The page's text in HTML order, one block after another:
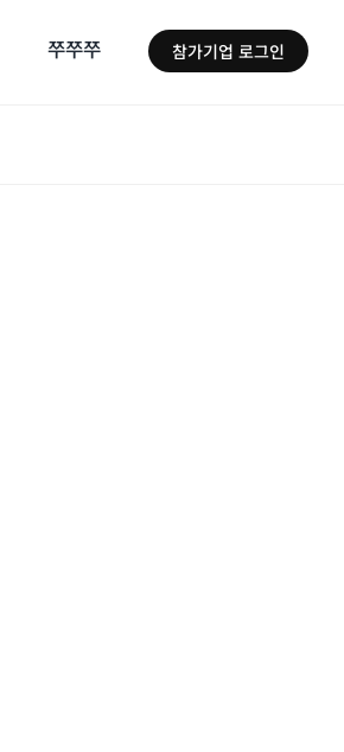
쭈쭈쭈 참가기업 로그인